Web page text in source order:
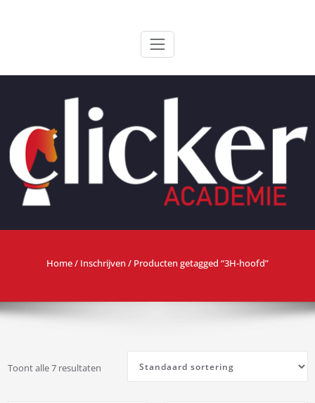
ClickerAcademie
Home/ Inschrijven / Producten getagged “3H-hoofd”
Toont alle 7 resultaten